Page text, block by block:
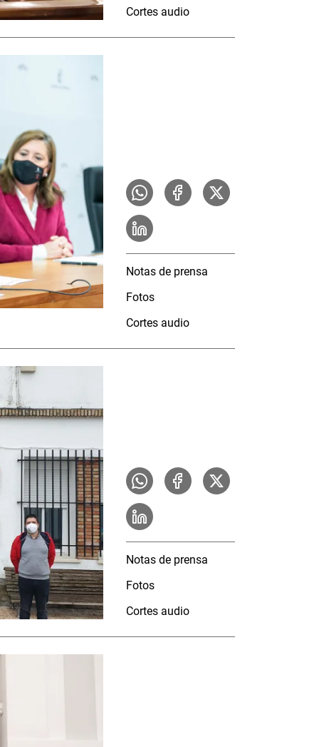
Cortes audio
Notas de prensa
Fotos
Cortes audio
Notas de prensa
Fotos
Cortes audio